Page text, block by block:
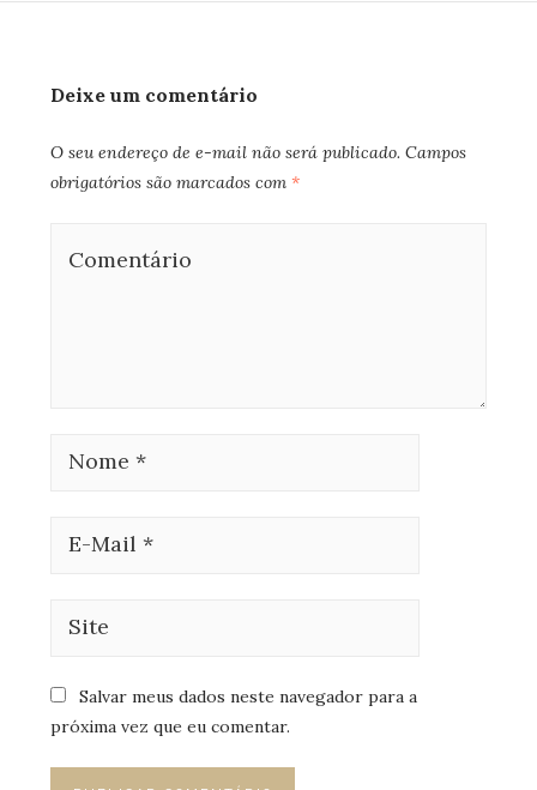
Deixe um comentário
O seu endereço de e-mail não será publicado. Campos
obrigatórios são marcados com *
Salvar meus dados neste navegador para a
próxima vez que eu comentar.